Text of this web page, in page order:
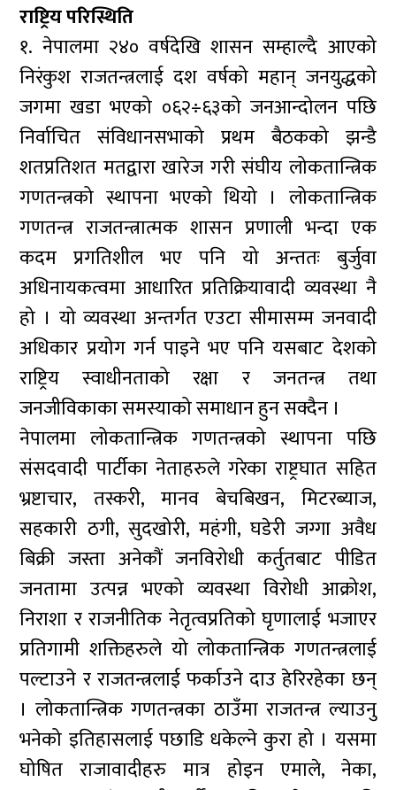
राष्ट्रिय परिस्थिति
१. नेपालमा २४० वर्षदेखि शासन सम्हाल्दै आएको
निरंकुश राजतन्त्रलाई दश वर्षको महान् जनयुद्धको
जगमा खडा भएको ०६२÷६३को जनआन्दोलन पछि
निर्वाचित संविधानसभाको प्रथम बैठकको झन्डै
शतप्रतिशत मतद्वारा खारेज गरी संघीय लोकतान्त्रिक
गणतन्त्रको स्थापना भएको थियो । लोकतान्त्रिक
गणतन्त्र राजतन्त्रात्मक शासन प्रणाली भन्दा एक
कदम प्रगतिशील भए पनि यो अन्ततः बुर्जुवा
अधिनायकत्वमा आधारित प्रतिक्रियावादी व्यवस्था नै
हो । यो व्यवस्था अन्तर्गत एउटा सीमासम्म जनवादी
अधिकार प्रयोग गर्न पाइने भए पनि यसबाट देशको
राष्ट्रिय स्वाधीनताको रक्षा र जनतन्त्र तथा
जनजीविकाका समस्याको समाधान हुन सक्दैन ।
नेपालमा लोकतान्त्रिक गणतन्त्रको स्थापना पछि
संसदवादी पार्टीका नेताहरुले गरेका राष्ट्रघात सहित
भ्रष्टाचार, तस्करी, मानव बेचबिखन, मिटरब्याज,
सहकारी ठगी, सुदखोरी, महंगी, घडेरी जग्गा अवैध
बिक्री जस्ता अनेकौं जनविरोधी कर्तुतबाट पीडित
जनतामा उत्पन्न भएको व्यवस्था विरोधी आक्रोश,
निराशा र राजनीतिक नेतृत्वप्रतिको घृणालाई भजाएर
प्रतिगामी शक्तिहरुले यो लोकतान्त्रिक गणतन्त्रलाई
पल्टाउने र राजतन्त्रलाई फर्काउने दाउ हेरिरहेका छन्
। लोकतान्त्रिक गणतन्त्रका ठाउँमा राजतन्त्र ल्याउनु
भनेको इतिहासलाई पछाडि धकेल्ने कुरा हो । यसमा
घोषित राजावादीहरु मात्र होइन एमाले, नेका,